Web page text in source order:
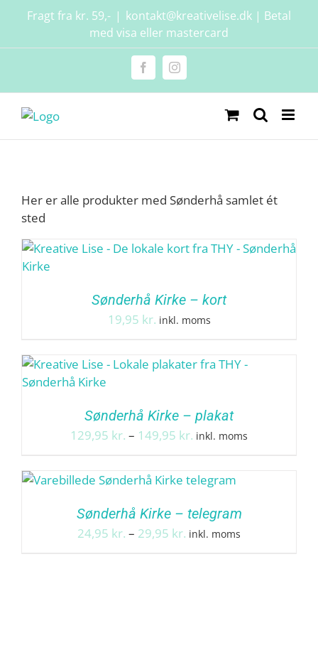
content
Fragt fra kr. 59,- | kontakt@kreativelise.dk | Betal
med visa eller mastercard
FacebookInstagram
Her er alle produkter med Sønderhå samlet ét
sted
Sønderhå Kirke – kort
19,95 kr. inkl. moms
Sønderhå Kirke – plakat
129,95 kr. – 149,95 kr. Prisinterval:
149,95 kr.
inkl. moms
Sønderhå Kirke – telegram
24,95 kr. – 29,95 kr. Prisinterval:
inkl. moms